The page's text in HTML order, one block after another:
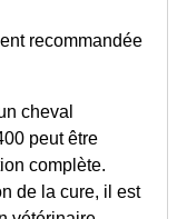
recommandée
cheval
peut être
complète.
de la cure, il est